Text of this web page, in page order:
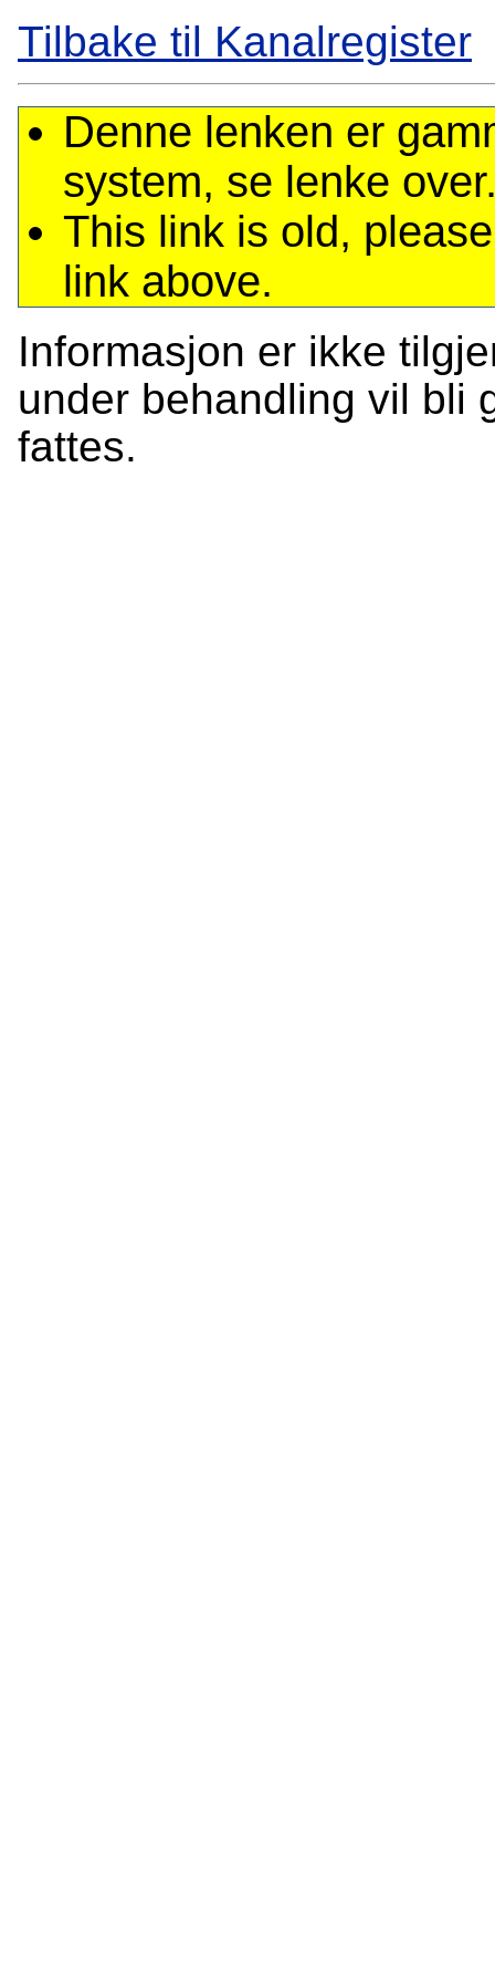
Tilbake til Kanalregister
Denne lenken er
system, se lenke
This link is old,
link above.
Informasjon er ikke
under behandling vil bli
fattes.